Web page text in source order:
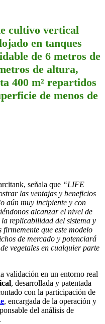
cultivo vertical
en tanques
de 6 metros de
de altura,
400 m² repartidos
de menos de
señala que “LIFE
las ventajas y beneficios
aún muy incipiente y con
alcanzar el nivel de
replicabilidad del sistema y
que este modelo
de mercado y potenciará
vegetales en cualquier parte
validación en un entorno real
, desarrollada y patentada
con la participación de
, encargada de la operación y
del análisis de